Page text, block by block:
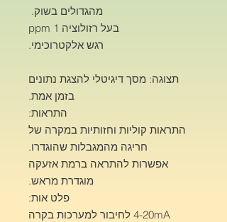
מהגדולים בשוק.
בעל רזולוציה 1 ppm
רגש אלקטרוכימי.
תצוגה: מסך דיגיטלי להצגת נתונים
בזמן אמת.
התראות:
התראות קוליות וחזותיות במקרה של
חריגה מהמגבלות שהוגדרו.
אפשרות להתראה ברמת אזעקה
מוגדרת מראש.
פלט אות:
4-20mA לחיבור למערכות בקרה